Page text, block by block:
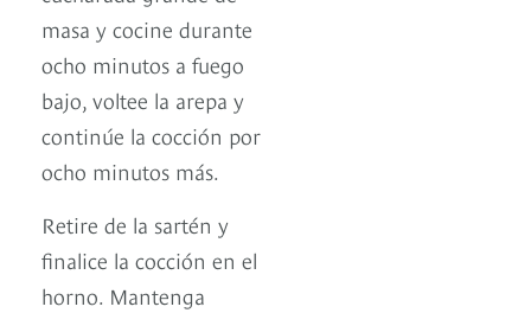
masa y cocine durante
ocho minutos a fuego
bajo, voltee la arepa y
continúe la cocción por
ocho minutos más.
Retire de la sartén y
finalice la cocción en el
horno. Mantenga